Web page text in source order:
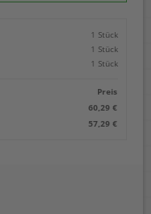
1 Stück
1 Stück
1 Stück
Preis
60,29 €
57,29 €